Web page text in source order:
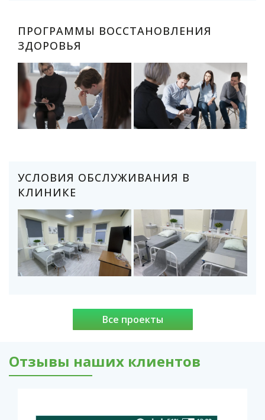
ПРОГРАММЫ ВОССТАНОВЛЕНИЯ
ЗДОРОВЬЯ
УСЛОВИЯ ОБСЛУЖИВАНИЯ В
КЛИНИКЕ
Все проекты
Отзывы наших клиентов